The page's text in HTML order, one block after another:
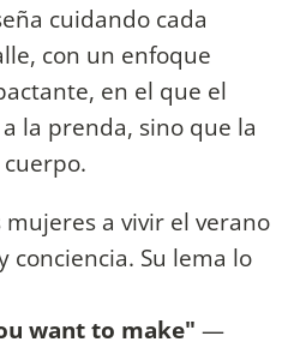
cuidando cada
con un enfoque
en el que el
la prenda, sino que la
a vivir el verano
conciencia. Su lema lo
want to make" —